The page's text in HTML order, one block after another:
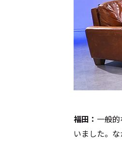
福田： 一般
いました。